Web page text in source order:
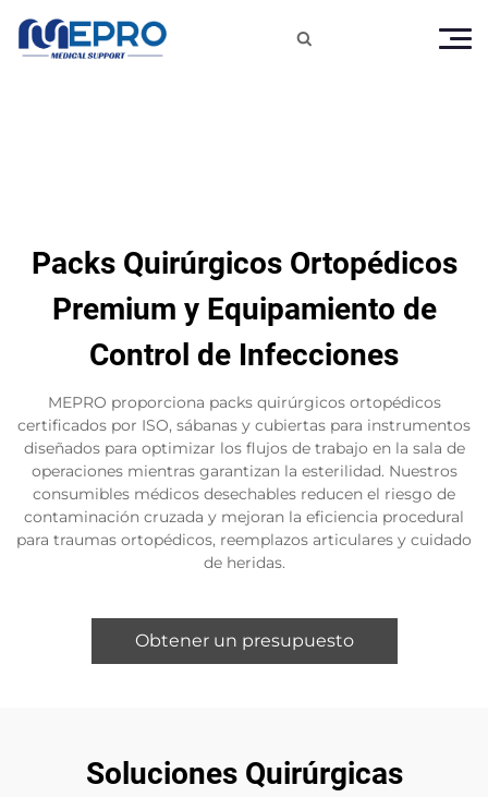

Packs Quirúrgicos Ortopédicos
Premium y Equipamiento de
Control de Infecciones
MEPRO proporciona packs quirúrgicos ortopédicos
certificados por ISO, sábanas y cubiertas para instrumentos
diseñados para optimizar los flujos de trabajo en la sala de
operaciones mientras garantizan la esterilidad. Nuestros
consumibles médicos desechables reducen el riesgo de
contaminación cruzada y mejoran la eficiencia procedural
para traumas ortopédicos, reemplazos articulares y cuidado
de heridas.
Obtener un presupuesto
Soluciones Quirúrgicas